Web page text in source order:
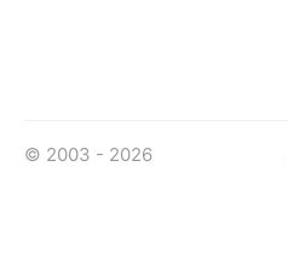
© 2003 - 2026